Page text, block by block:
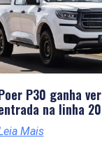
P30 ganha
na linha
Mais